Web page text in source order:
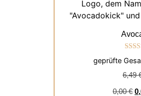
geprüfte
6,49
0,00€